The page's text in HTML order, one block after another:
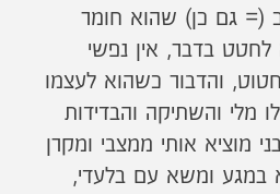
(= גם כן) שהוא חומר
בדבר, אין נפשי
והדבור כשהוא לעצמו
מלי והשתיקה והבדידות
מוציא אותי ממצבי ומקרן
במגע ומשא עם בלעדי,